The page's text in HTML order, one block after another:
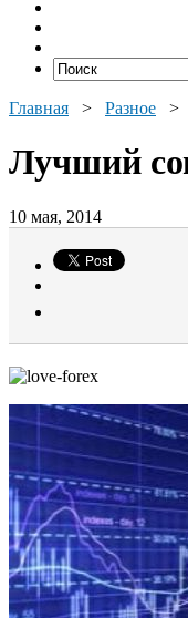
Главная > Разное >
Лучший
10 мая, 2014